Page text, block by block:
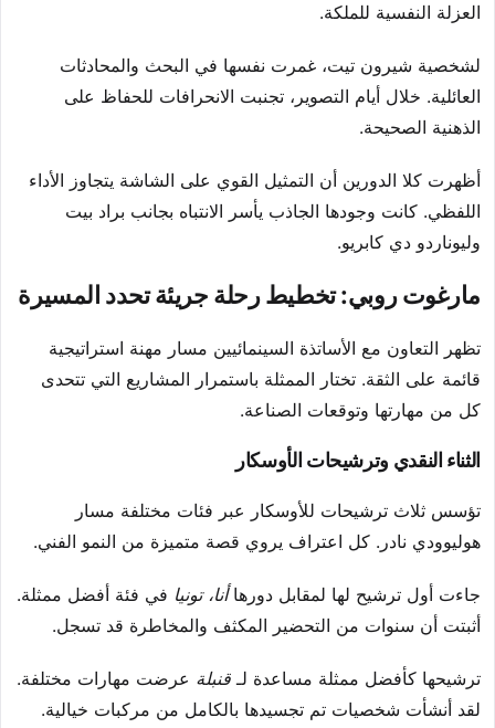
العزلة النفسية للملكة.
لشخصية شيرون تيت، غمرت نفسها في البحث والمحادثات
العائلية. خلال أيام التصوير، تجنبت الانحرافات للحفاظ على
الذهنية الصحيحة.
أظهرت كلا الدورين أن التمثيل القوي على الشاشة يتجاوز الأداء
اللفظي. كانت وجودها الجاذب يأسر الانتباه بجانب براد بيت
وليوناردو دي كابريو.
مارغوت روبي: تخطيط رحلة جريئة تحدد المسيرة
تظهر التعاون مع الأساتذة السينمائيين مسار مهنة استراتيجية
قائمة على الثقة. تختار الممثلة باستمرار المشاريع التي تتحدى
كل من مهارتها وتوقعات الصناعة.
الثناء النقدي وترشيحات الأوسكار
تؤسس ثلاث ترشيحات للأوسكار عبر فئات مختلفة مسار
هوليوودي نادر. كل اعتراف يروي قصة متميزة من النمو الفني.
جاءت أول ترشيح لها لمقابل دورهاأنا، تونيا في فئة أفضل ممثلة.
أثبتت أن سنوات من التحضير المكثف والمخاطرة قد تسجل.
ترشيحها كأفضل ممثلة مساعدة لـ قنبلة عرضت مهارات مختلفة.
لقد أنشأت شخصيات تم تجسيدها بالكامل من مركبات خيالية.